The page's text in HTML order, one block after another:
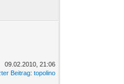
09.02.2010, 21:06
Beitrag:topolino